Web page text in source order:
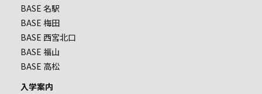
BASE 名駅
BASE 梅田
BASE 西宮北口
BASE 福山
BASE 高松
入学案内